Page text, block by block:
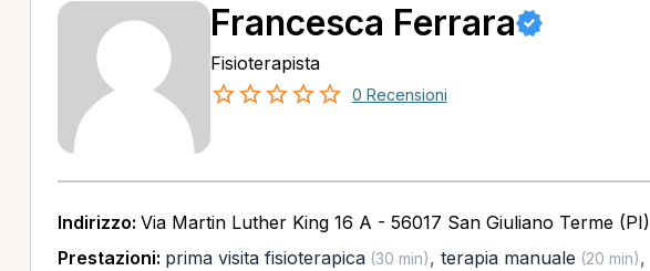
Francesca Ferrara
Fisioterapista
0 Recensioni
Indirizzo: Via Martin Luther King 16 A - 56017 San Giuliano Terme (PI)
Prestazioni: prima visita fisioterapica(30 min), terapia manuale (20 min),